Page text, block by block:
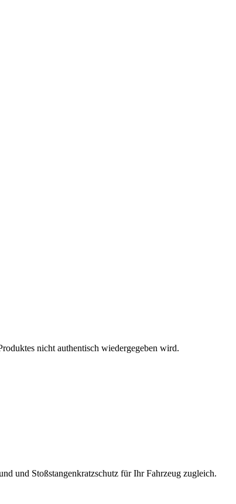
nicht authentisch wiedergegeben wird.
und Stoßstangenkratzschutz für Ihr Fahrzeug zugleich.